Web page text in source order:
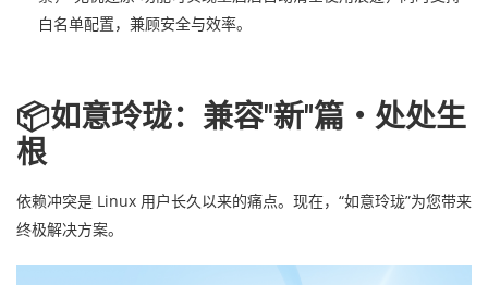
白名单配置，兼顾安全与效率。
📦如意玲珑：兼容"新"篇・处处生
根
依赖冲突是 Linux 用户长久以来的痛点。现在，“如意玲珑”为您带来
终极解决方案。